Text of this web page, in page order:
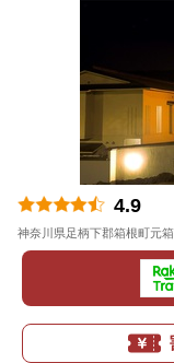
4.9
神奈川県足柄下郡箱根町元